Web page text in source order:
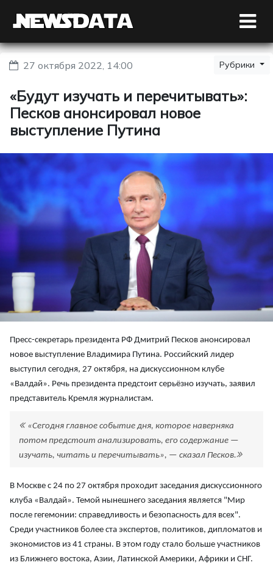
27 октября 2022, 14:00 Рубрики
«Будут изучать и перечитывать»:
Песков анонсировал новое
выступление Путина
Пресс-секретарь президента РФ Дмитрий Песков анонсировал
новое выступление Владимира Путина. Российский лидер
выступил сегодня, 27 октября, на дискуссионном клубе
«Валдай». Речь президента предстоит серьёзно изучать, заявил
представитель Кремля журналистам.
«Сегодня главное событие дня, которое наверняка
потом предстоит анализировать, его содержание —
изучать, читать и перечитывать», — сказал Песков.
В Москве с 24 по 27 октября проходит заседания дискуссионного
клуба «Валдай». Темой нынешнего заседания является "Мир
после гегемонии: справедливость и безопасность для всех".
Среди участников более ста экспертов, политиков, дипломатов и
экономистов из 41 страны. В этом году стало больше участников
из Ближнего востока, Азии, Латинской Америки, Африки и СНГ.